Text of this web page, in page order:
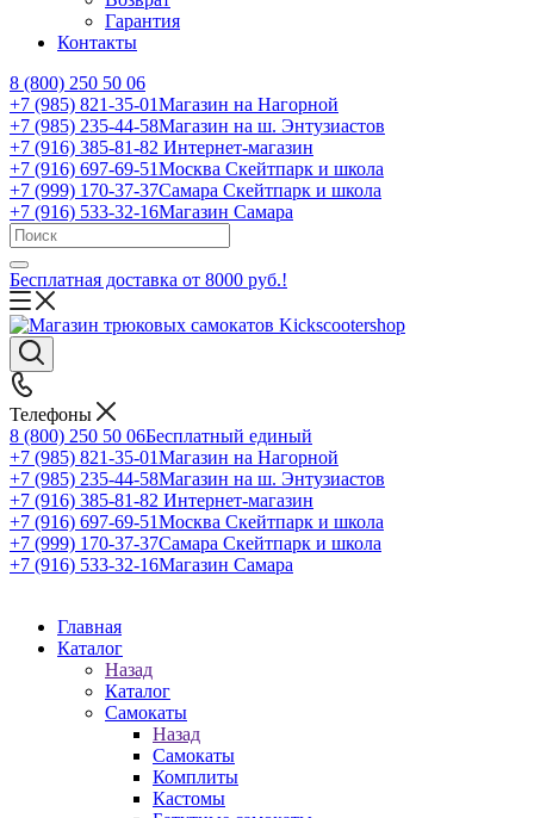
Гарантия
Контакты
8 (800) 250 50 06
+7 (985) 821-35-01Магазин на Нагорной
+7 (985) 235-44-58Магазин на ш. Энтузиастов
+7 (916) 385-81-82 Интернет-магазин
+7 (916) 697-69-51Москва Скейтпарк и школа
+7 (999) 170-37-37Самара Скейтпарк и школа
+7 (916) 533-32-16Магазин Самара
Бесплатная доставка от 8000 руб.!
Телефоны
8 (800) 250 50 06Бесплатный единый
+7 (985) 821-35-01Магазин на Нагорной
+7 (985) 235-44-58Магазин на ш. Энтузиастов
+7 (916) 385-81-82 Интернет-магазин
+7 (916) 697-69-51Москва Скейтпарк и школа
+7 (999) 170-37-37Самара Скейтпарк и школа
+7 (916) 533-32-16Магазин Самара
Главная
Каталог
Назад
Каталог
Самокаты
Назад
Самокаты
Комплиты
Кастомы